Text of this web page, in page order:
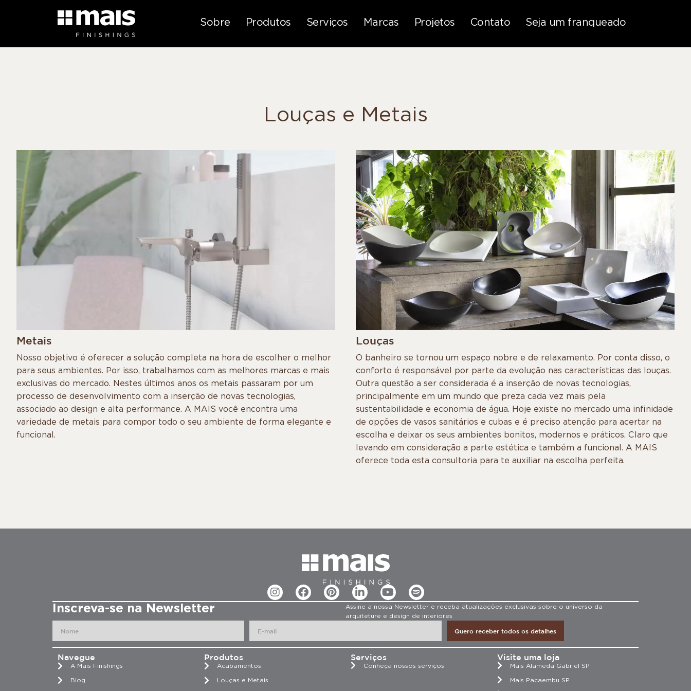
Sobre Produtos Serviços Marcas Projetos Contato Seja um franqueado
Louças e Metais
Metais
Nosso objetivo é oferecer a solução completa na hora de escolher o melhor
para seus ambientes. Por isso, trabalhamos com as melhores marcas e mais
exclusivas do mercado. Nestes últimos anos os metais passaram por um
processo de desenvolvimento com a inserção de novas tecnologias,
associado ao design e alta performance. A MAIS você encontra uma
variedade de metais para compor todo o seu ambiente de forma elegante e
funcional.
Louças
O banheiro se tornou um espaço nobre e de relaxamento. Por conta disso, o
conforto é responsável por parte da evolução nas características das louças.
Outra questão a ser considerada é a inserção de novas tecnologias,
principalmente em um mundo que preza cada vez mais pela
sustentabilidade e economia de água. Hoje existe no mercado uma infinidade
de opções de vasos sanitários e cubas e é preciso atenção para acertar na
escolha e deixar os seus ambientes bonitos, modernos e práticos. Claro que
levando em consideração a parte estética e também a funcional. A MAIS
oferece toda esta consultoria para te auxiliar na escolha perfeita.
Inscreva-se na Newsletter
Assine a nossa Newsletter e receba atualizações exclusivas sobre o universo da
arquiteture e design de interiores
Quero receber todos os detalhes
Navegue
A Mais Finishings
Blog
Produtos
Acabamentos
Louças e Metais
Serviços
Conheça nossos serviços
Visite uma loja
Mais Alameda Gabriel SP
Mais Pacaembu SP